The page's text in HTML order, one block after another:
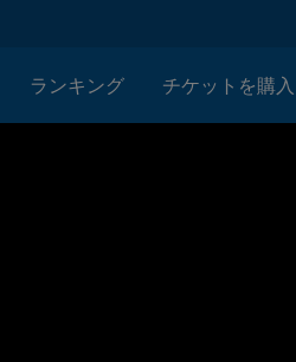
ランキング チケットを購入